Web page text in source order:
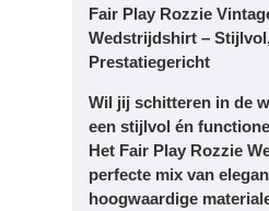
Fair Play Rozzie
Wedstrijdshirt –
Prestatiegericht
Wil jij schitteren in de
een stijlvol én
Het Fair Play Rozzie
perfecte mix van
hoogwaardige